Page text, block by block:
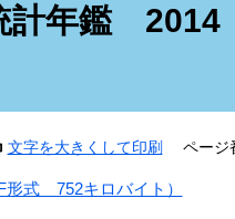
計年鑑
文字を大きくして印刷 ページ
式 752キロバイト）